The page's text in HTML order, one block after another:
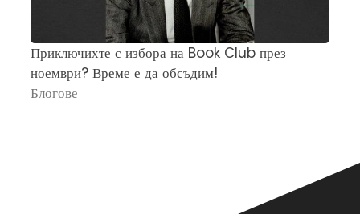
Приключихте с избора на Book Club през
ноември? Време е да обсъдим!
Блогове